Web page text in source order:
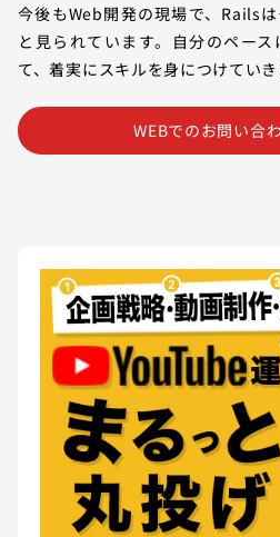
今後もWeb開発の現場で、Rails
と見られています。自分のペー
て、着実にスキルを身につけていき
WEBでのお問い合